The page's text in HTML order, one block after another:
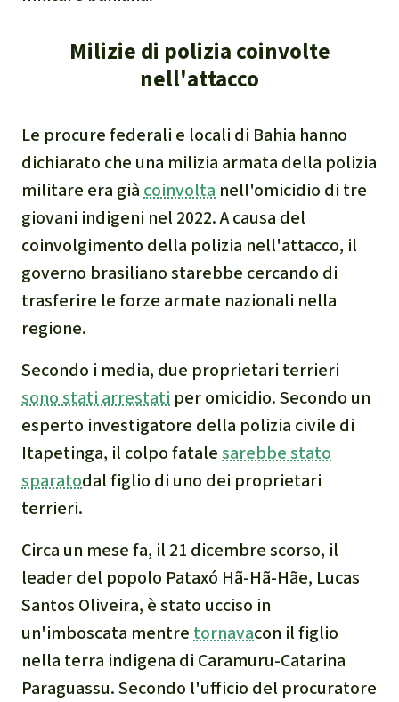
Milizie di polizia coinvolte
nell'attacco
Le procure federali e locali di Bahia hanno
dichiarato che una milizia armata della polizia
militare era già coinvolta nell'omicidio di tre
giovani indigeni nel 2022. A causa del
coinvolgimento della polizia nell'attacco, il
governo brasiliano starebbe cercando di
trasferire le forze armate nazionali nella
regione.
Secondo i media, due proprietari terrieri
sono stati arrestati per omicidio. Secondo un
esperto investigatore della polizia civile di
Itapetinga, il colpo fatalesarebbe stato
sparatodal figlio di uno dei proprietari
terrieri.
Circa un mese fa, il 21 dicembre scorso, il
leader del popolo Pataxó Hã-Hã-Hãe, Lucas
Santos Oliveira, è stato ucciso in
un'imboscata mentre tornavacon il figlio
nella terra indigena di Caramuru-Catarina
Paraguassu. Secondo l'ufficio del procuratore